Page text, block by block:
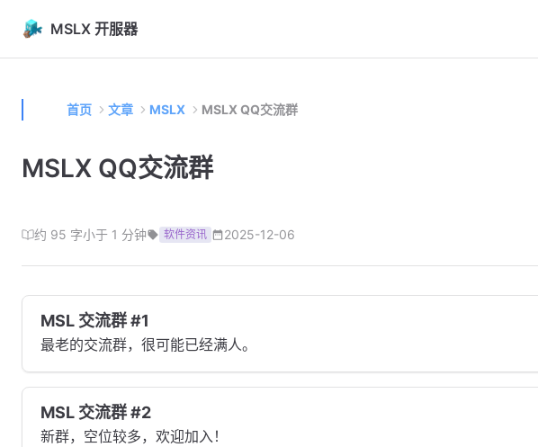
Skip to content
MSLX 开服器
首页 文章 MSLX MSLX QQ交流群
MSLX QQ交流群
约 95 字小于 1 分钟 软件资讯 2025-12-06
MSL 交流群 #1
最老的交流群，很可能已经满人。
MSL 交流群 #2
新群，空位较多，欢迎加入！